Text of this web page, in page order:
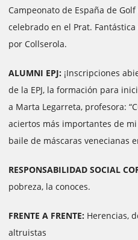
Campeonato de España de
celebrado en el Prat.
por Collserola.
ALUMNI EPJ: ¡Inscripciones
de la EPJ, la formación para
a Marta Legarreta, profesora:
aciertos más importantes de
baile de máscaras venecianas
RESPONSABILIDAD SOCIAL
pobreza, la conoces.
FRENTE A FRENTE: Herencias,
altruistas